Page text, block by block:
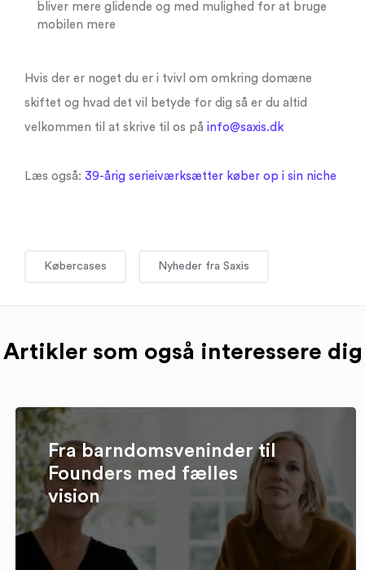
bliver mere glidende og med mulighed for at bruge
mobilen mere
Hvis der er noget du er i tvivl om omkring domæne
skiftet og hvad det vil betyde for dig så er du altid
velkommen til at skrive til os på info@saxis.dk
Læs også: 39-årig serieiværksætter køber op i sin niche
Købercases Nyheder fra Saxis
Artikler som også interessere dig
Fra barndomsveninder til
Founders med fælles
vision